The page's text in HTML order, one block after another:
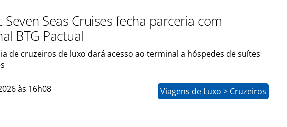
Seven Seas Cruises fecha parceria com
BTG Pactual
de cruzeiros de luxo dará acesso ao terminal a hóspedes de suítes
às 16h08 Viagens de Luxo > Cruzeiros